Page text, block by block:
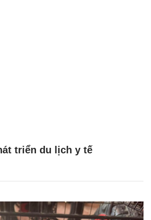
triển du lịch y tế